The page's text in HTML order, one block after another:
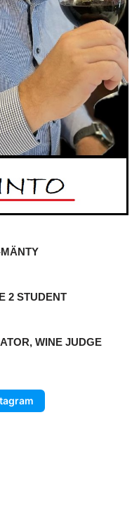
2 STUDENT
WINE JUDGE